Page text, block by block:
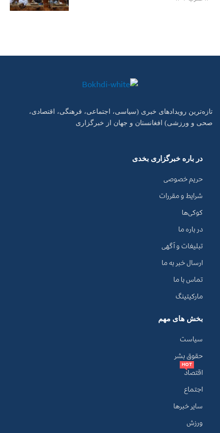
تازه‌ترین رویدادهای خبری (سیاسی، اجتماعی، فرهنگی، اقتصادی،
صحی و ورزشی) افغانستان و جهان از خبرگزاری
در باره خبرگزاری بخدی
حریم خصوصی
شرایط و مقررات
کوکی‌ها
در باره ما
تبلیغات و آگهی
ارسال خبر به ما
تماس با ما
مارکیتینگ
بخش های مهم
سیاست
حقوق بشر
اقتصاد
HOT
اجتماع
سایر خبرها
ورزش